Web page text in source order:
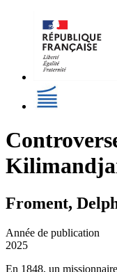
Froment,
Année de publication
2025
En 1848, un